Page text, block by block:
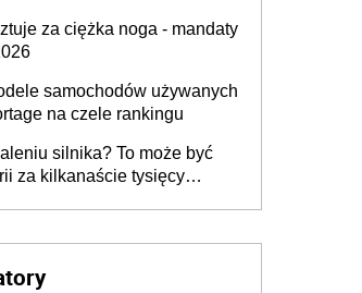
za ciężka noga - mandaty
samochodów używanych
na czele rankingu
silnika? To może być
za kilkanaście tysięcy